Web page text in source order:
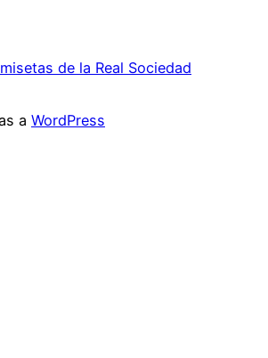
de la Real Sociedad
a WordPress